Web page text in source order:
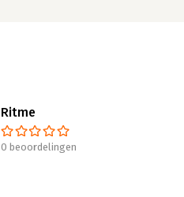
Ritme
0 beoordelingen